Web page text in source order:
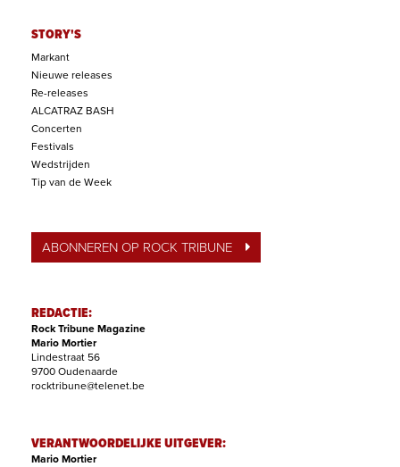
STORY'S
Markant
Nieuwe releases
Re-releases
ALCATRAZ BASH
Concerten
Festivals
Wedstrijden
Tip van de Week
ABONNEREN OP ROCK TRIBUNE
REDACTIE:
Rock Tribune Magazine
Mario Mortier
Lindestraat 56
9700 Oudenaarde
rocktribune@telenet.be
VERANTWOORDELIJKE UITGEVER:
Mario Mortier